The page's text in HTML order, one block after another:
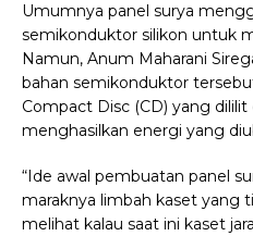
Umumnya panel surya
semikonduktor silikon untuk
Namun, Anum Maharani
bahan semikonduktor
Compact Disc (CD) yang
menghasilkan energi yang
“Ide awal pembuatan panel
maraknya limbah kaset yang
melihat kalau saat ini kaset